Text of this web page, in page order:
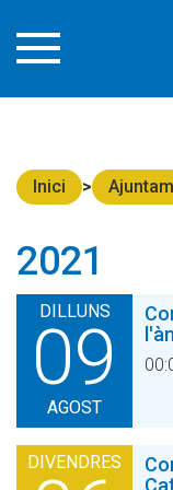
Inici
2021
DILLUNS
09
AGOST
DIVENDRES